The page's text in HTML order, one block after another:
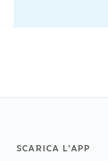
Footer
SCARICA L'APP